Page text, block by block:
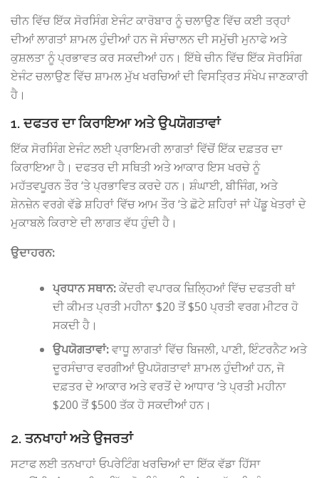
ਚੀਨ ਵਿੱਚ ਇੱਕ ਸੋਰਸਿੰਗ ਏਜੰਟ ਕਾਰੋਬਾਰ ਨੂੰ ਚਲਾਉਣ ਵਿੱਚ ਕਈ ਤਰ੍ਹਾਂ
ਦੀਆਂ ਲਾਗਤਾਂ ਸ਼ਾਮਲ ਹੁੰਦੀਆਂ ਹਨ ਜੋ ਸੰਚਾਲਨ ਦੀ ਸਮੁੱਚੀ ਮੁਨਾਫੇ ਅਤੇ
ਕੁਸ਼ਲਤਾ ਨੂੰ ਪ੍ਰਭਾਵਤ ਕਰ ਸਕਦੀਆਂ ਹਨ। ਇੱਥੇ ਚੀਨ ਵਿੱਚ ਇੱਕ ਸੋਰਸਿੰਗ
ਏਜੰਟ ਚਲਾਉਣ ਵਿੱਚ ਸ਼ਾਮਲ ਮੁੱਖ ਖਰਚਿਆਂ ਦੀ ਵਿਸਤ੍ਰਿਤ ਸੰਖੇਪ ਜਾਣਕਾਰੀ
ਹੈ।
1. ਦਫਤਰ ਦਾ ਕਿਰਾਇਆ ਅਤੇ ਉਪਯੋਗਤਾਵਾਂ
ਇੱਕ ਸੋਰਸਿੰਗ ਏਜੰਟ ਲਈ ਪ੍ਰਾਇਮਰੀ ਲਾਗਤਾਂ ਵਿੱਚੋਂ ਇੱਕ ਦਫ਼ਤਰ ਦਾ
ਕਿਰਾਇਆ ਹੈ। ਦਫਤਰ ਦੀ ਸਥਿਤੀ ਅਤੇ ਆਕਾਰ ਇਸ ਖਰਚੇ ਨੂੰ
ਮਹੱਤਵਪੂਰਨ ਤੌਰ ‘ਤੇ ਪ੍ਰਭਾਵਿਤ ਕਰਦੇ ਹਨ। ਸ਼ੰਘਾਈ, ਬੀਜਿੰਗ, ਅਤੇ
ਸ਼ੇਨਜ਼ੇਨ ਵਰਗੇ ਵੱਡੇ ਸ਼ਹਿਰਾਂ ਵਿੱਚ ਆਮ ਤੌਰ ‘ਤੇ ਛੋਟੇ ਸ਼ਹਿਰਾਂ ਜਾਂ ਪੇਂਡੂ ਖੇਤਰਾਂ ਦੇ
ਮੁਕਾਬਲੇ ਕਿਰਾਏ ਦੀ ਲਾਗਤ ਵੱਧ ਹੁੰਦੀ ਹੈ।
ਉਦਾਹਰਨ:
ਪ੍ਰਧਾਨ ਸਥਾਨ:ਕੇਂਦਰੀ ਵਪਾਰਕ ਜ਼ਿਲ੍ਹਿਆਂ ਵਿੱਚ ਦਫਤਰੀ ਥਾਂ
ਦੀ ਕੀਮਤ ਪ੍ਰਤੀ ਮਹੀਨਾ $20 ਤੋਂ $50 ਪ੍ਰਤੀ ਵਰਗ ਮੀਟਰ ਹੋ
ਸਕਦੀ ਹੈ।
ਉਪਯੋਗਤਾਵਾਂ:ਵਾਧੂ ਲਾਗਤਾਂ ਵਿੱਚ ਬਿਜਲੀ, ਪਾਣੀ, ਇੰਟਰਨੈਟ ਅਤੇ
ਦੂਰਸੰਚਾਰ ਵਰਗੀਆਂ ਉਪਯੋਗਤਾਵਾਂ ਸ਼ਾਮਲ ਹੁੰਦੀਆਂ ਹਨ, ਜੋ
ਦਫ਼ਤਰ ਦੇ ਆਕਾਰ ਅਤੇ ਵਰਤੋਂ ਦੇ ਆਧਾਰ ‘ਤੇ ਪ੍ਰਤੀ ਮਹੀਨਾ
$200 ਤੋਂ $500 ਤੱਕ ਹੋ ਸਕਦੀਆਂ ਹਨ।
2. ਤਨਖਾਹਾਂ ਅਤੇ ਉਜਰਤਾਂ
ਸਟਾਫ ਲਈ ਤਨਖਾਹਾਂ ਓਪਰੇਟਿੰਗ ਖਰਚਿਆਂ ਦਾ ਇੱਕ ਵੱਡਾ ਹਿੱਸਾ